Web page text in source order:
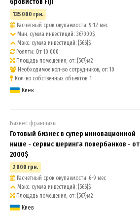
135 000 грн.
Расчетный срок окупаемости: 9-12 мес
Мин. сумма инвестиций: 367000$
Макс. сумма инвестиций: {566}$
Роялти: От 10 000
Площадь помещения, от: {567}м2
Необходимое кол-во сотрудников, от: 10
Кол-во собственных объектов: 1
Киев
Бизнес франшизы
Готовый бизнес в супер инновационной
нише - сервис шеринга повербанков - от
2000$
2 000 грн.
Расчетный срок окупаемости: 6-9 мес
Макс. сумма инвестиций: {566}$
Площадь помещения, от: {567}м2
Киев